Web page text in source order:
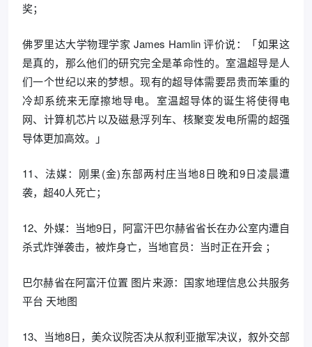
奖；
佛罗里达大学物理学家 James Hamlin 评价说：「如果这
是真的，那么他们的研究完全是革命性的。室温超导是人
们一个世纪以来的梦想。现有的超导体需要昂贵而笨重的
冷却系统来无摩擦地导电。室温超导体的诞生将使得电
网、计算机芯片以及磁悬浮列车、核聚变发电所需的超强
导体更加高效。」
11、法媒：刚果(金)东部两村庄当地8日晚和9日凌晨遭
袭，超40人死亡；
12、外媒：当地9日，阿富汗巴尔赫省省长在办公室内遭自
杀式炸弹袭击，被炸身亡，当地官员：当时正在开会 ；
巴尔赫省在阿富汗位置 图片来源：国家地理信息公共服务
平台 天地图
13、当地8日，美众议院否决从叙利亚撤军决议，叙外交部